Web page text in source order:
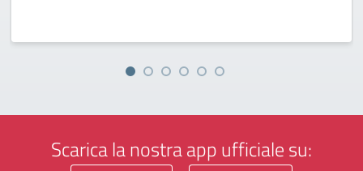
Scarica la nostra app ufficiale su: